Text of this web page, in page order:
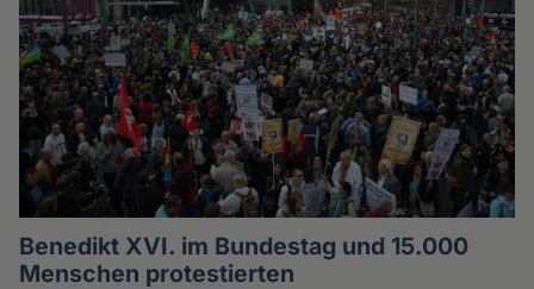
Benedikt XVI. im Bundestag und 15.000
Menschen protestierten